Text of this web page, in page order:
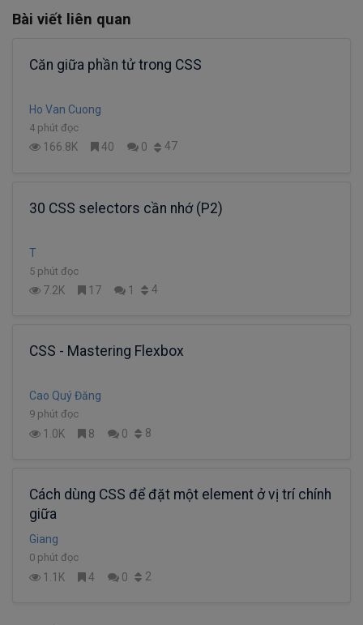
Bài viết liên quan
Căn giữa phần tử trong CSS
Ho Van Cuong
4 phút đọc
166.8K 40 0 47
30 CSS selectors cần nhớ (P2)
T
5 phút đọc
7.2K 17 1 4
CSS - Mastering Flexbox
Cao Quý Đăng
9 phút đọc
1.0K 8 0 8
Cách dùng CSS để đặt một element ở vị trí chính
giữa
Giang
0 phút đọc
1.1K 4 0 2